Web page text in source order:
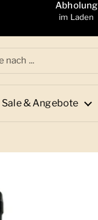
Abholung
im Laden
Sale & Angebote